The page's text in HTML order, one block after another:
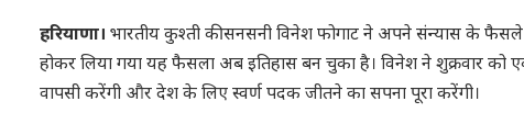
हरियाणा। भारतीय कुश्ती की सनसनी विनेश फोगाट ने अपने संन्यास के
होकर लिया गया यह फैसला अब इतिहास बन चुका है। विनेश ने शुक्रवार
वापसी करेंगी और देश के लिए स्वर्ण पदक जीतने का सपना पूरा करेंगी।